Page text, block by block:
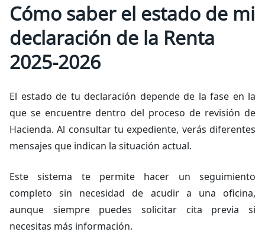
Cómo saber el estado de mi
declaración de la Renta
2025-2026
El estado de tu declaración depende de la fase en la
que se encuentre dentro del proceso de revisión de
Hacienda. Al consultar tu expediente, verás diferentes
mensajes que indican la situación actual.
Este sistema te permite hacer un seguimiento
completo sin necesidad de acudir a una oficina,
aunque siempre puedes solicitar cita previa si
necesitas más información.